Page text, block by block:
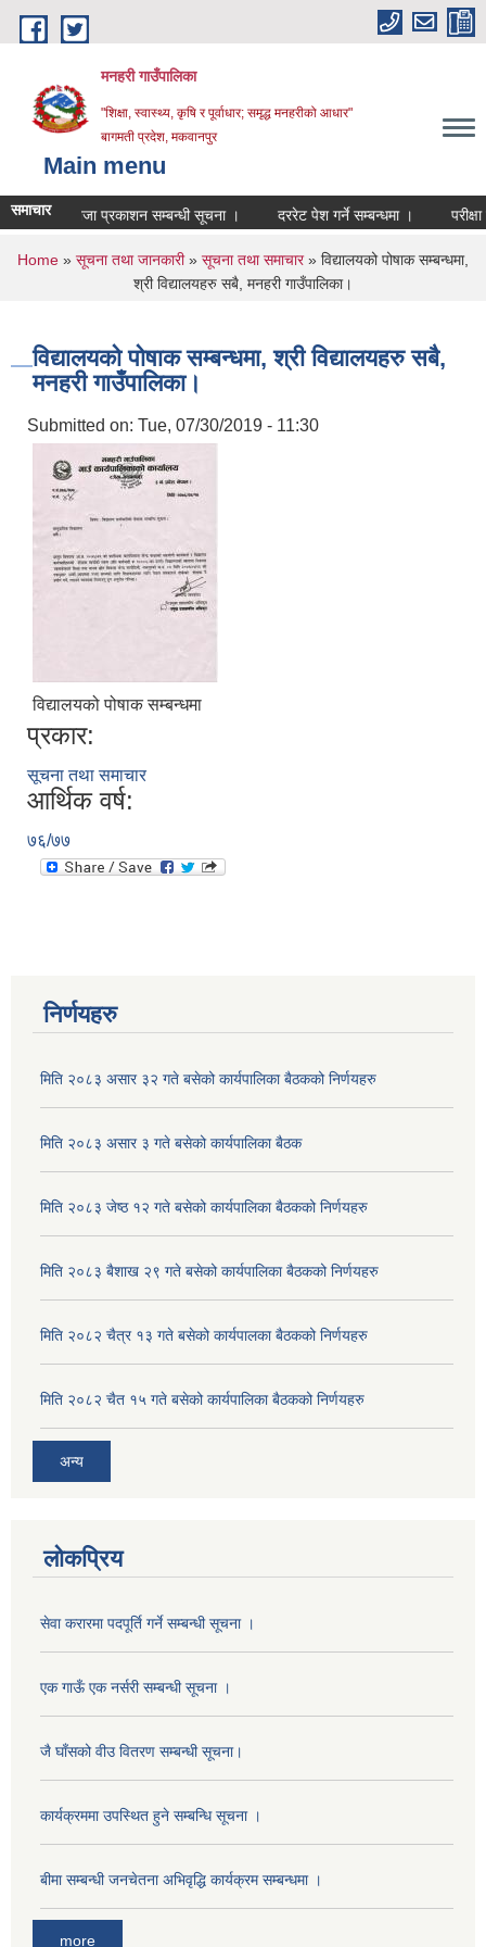
Skip to main content
मनहरी गाउँपालिका
"शिक्षा, स्वास्थ्य, कृषि र पूर्वाधार; समृद्ध मनहरीको आधार"
बागमती प्रदेश, मकवानपुर
Main menu
समाचारनतिजा प्रकाशन सम्बन्धी सूचना । दररेट पेश गर्ने सम्बन्धमा । परीक्षा
You are here
Home » सूचना तथा जानकारी» सूचना तथा समाचार» विद्यालयको पोषाक सम्बन्धमा,
श्री विद्यालयहरु सबै, मनहरी गाउँपालिका।
विद्यालयको पोषाक सम्बन्धमा, श्री विद्यालयहरु सबै,
मनहरी गाउँपालिका।
Submitted on: Tue, 07/30/2019 - 11:30
विद्यालयको पोषाक सम्बन्धमा
प्रकार:
सूचना तथा समाचार
आर्थिक वर्ष:
७६/७७
निर्णयहरु
मिति २०८३ असार ३२ गते बसेको कार्यपालिका बैठकको निर्णयहरु
मिति २०८३ असार ३ गते बसेको कार्यपालिका बैठक
मिति २०८३ जेष्ठ १२ गते बसेको कार्यपालिका बैठकको निर्णयहरु
मिति २०८३ बैशाख २९ गते बसेको कार्यपालिका बैठकको निर्णयहरु
मिति २०८२ चैत्र १३ गते बसेको कार्यपालका बैठकको निर्णयहरु
मिति २०८२ चैत १५ गते बसेको कार्यपालिका बैठकको निर्णयहरु
अन्य
लोकप्रिय
सेवा करारमा पदपूर्ति गर्ने सम्बन्धी सूचना ।
एक गाऊँ एक नर्सरी सम्बन्धी सूचना ।
जै घाँसको वीउ वितरण सम्बन्धी सूचना।
कार्यक्रममा उपस्थित हुने सम्बन्धि सूचना ।
बीमा सम्बन्धी जनचेतना अभिवृद्धि कार्यक्रम सम्बन्धमा ।
more